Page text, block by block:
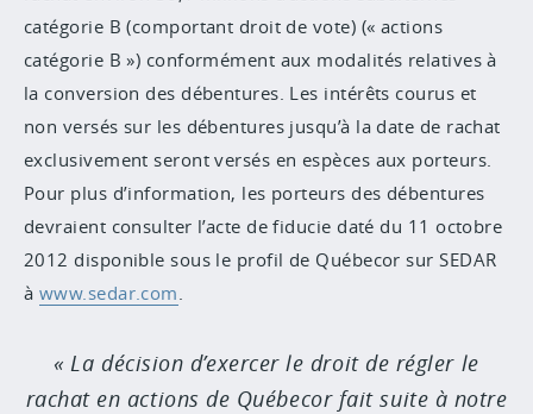
catégorie B (comportant droit de vote) (« actions
catégorie B ») conformément aux modalités relatives à
la conversion des débentures. Les intérêts courus et
non versés sur les débentures jusqu’à la date de rachat
exclusivement seront versés en espèces aux porteurs.
Pour plus d’information, les porteurs des débentures
devraient consulter l’acte de fiducie daté du 11 octobre
2012 disponible sous le profil de Québecor sur SEDAR
à www.sedar.com.
La décision d’exercer le droit de régler le
rachat en actions de Québecor fait suite à notre